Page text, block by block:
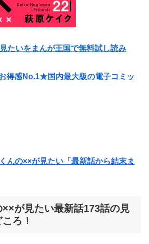
たいをまんが王国で無料試し読み
得感No.1★国内最大級の電子コミッ
んの××が見たい「最新話から結末ま
が見たい最新話173話の見
ろ！